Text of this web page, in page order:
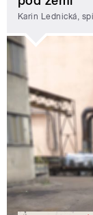
Karin Lednická,